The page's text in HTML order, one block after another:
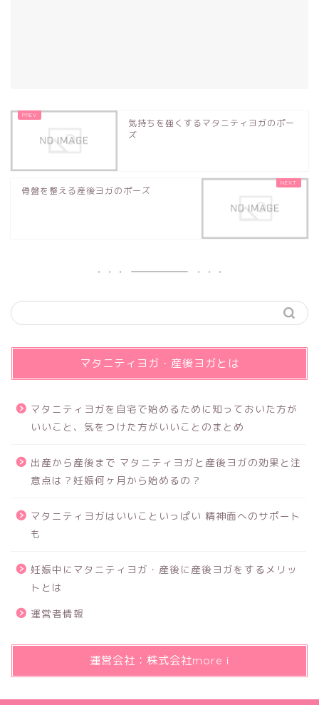
気持ちを強くするマタニティヨガのポー
ズ
骨盤を整える産後ヨガのポーズ
マタニティヨガ・産後ヨガとは
マタニティヨガを自宅で始めるために知っておいた方が
いいこと、気をつけた方がいいことのまとめ
出産から産後まで マタニティヨガと産後ヨガの効果と注
意点は？妊娠何ヶ月から始めるの？
マタニティヨガはいいこといっぱい 精神面へのサポート
も
妊娠中にマタニティヨガ・産後に産後ヨガをするメリッ
トとは
運営者情報
運営会社：株式会社more i